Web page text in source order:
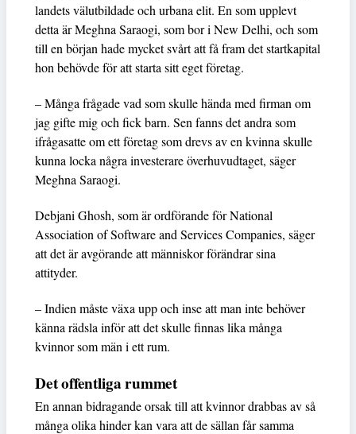
landets välutbildade och urbana elit. En som upplevt
detta är Meghna Saraogi, som bor i New Delhi, och som
till en början hade mycket svårt att få fram det startkapital
hon behövde för att starta sitt eget företag.
– Många frågade vad som skulle hända med firman om
jag gifte mig och fick barn. Sen fanns det andra som
ifrågasatte om ett företag som drevs av en kvinna skulle
kunna locka några investerare överhuvudtaget, säger
Meghna Saraogi.
Debjani Ghosh, som är ordförande för National
Association of Software and Services Companies, säger
att det är avgörande att människor förändrar sina
attityder.
– Indien måste växa upp och inse att man inte behöver
känna rädsla inför att det skulle finnas lika många
kvinnor som män i ett rum.
Det offentliga rummet
En annan bidragande orsak till att kvinnor drabbas av så
många olika hinder kan vara att de sällan får samma